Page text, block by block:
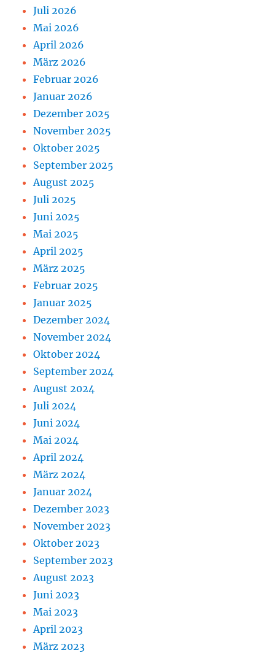
Juli 2026
Mai 2026
April 2026
März 2026
Februar 2026
Januar 2026
Dezember 2025
November 2025
Oktober 2025
September 2025
August 2025
Juli 2025
Juni 2025
Mai 2025
April 2025
März 2025
Februar 2025
Januar 2025
Dezember 2024
November 2024
Oktober 2024
September 2024
August 2024
Juli 2024
Juni 2024
Mai 2024
April 2024
März 2024
Januar 2024
Dezember 2023
November 2023
Oktober 2023
September 2023
August 2023
Juni 2023
Mai 2023
April 2023
März 2023